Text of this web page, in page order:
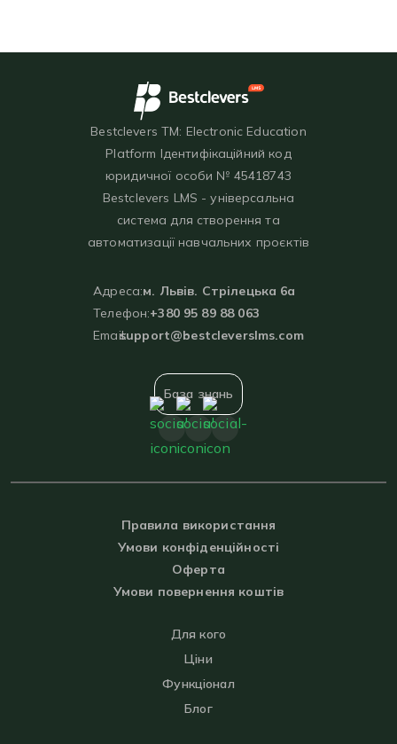
Bestclevers TM: Electronic Education
Platform Ідентифікаційний код
юридичної особи № 45418743
Bestclevers LMS - універсальна
система для створення та
автоматизації навчальних проєктів
Адреса:м. Львів. Стрілецька 6а
Телефон:+380 95 89 88 063
Email:support@bestcleverslms.com
База знань
Правила використання
Умови конфіденційності
Оферта
Умови повернення коштів
Для кого
Ціни
Функціонал
Блог